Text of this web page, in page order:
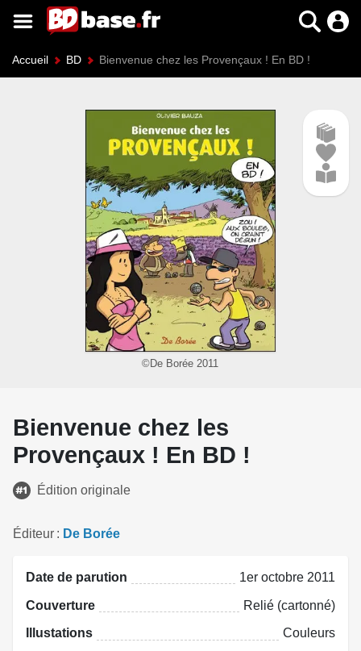
Accueil BD Bienvenue chez les Provençaux ! En BD !
©De Borée 2011
Bienvenue chez les
Provençaux ! En BD !
Édition originale
Éditeur De Borée
Date de parution 1er octobre 2011
Couverture Relié (cartonné)
Illustations Couleurs